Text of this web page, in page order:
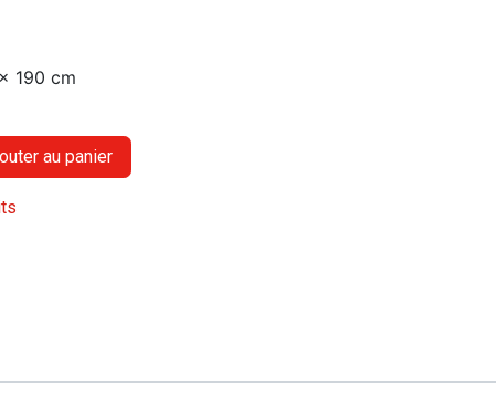
190 cm
au panier